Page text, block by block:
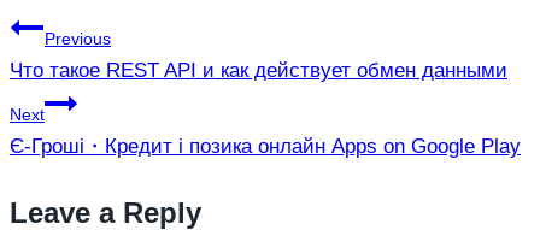
Previous
Что такое REST API и как действует обмен данными
Next
Є-Гроші・Кредит і позика онлайн Apps on Google Play
Leave a Reply